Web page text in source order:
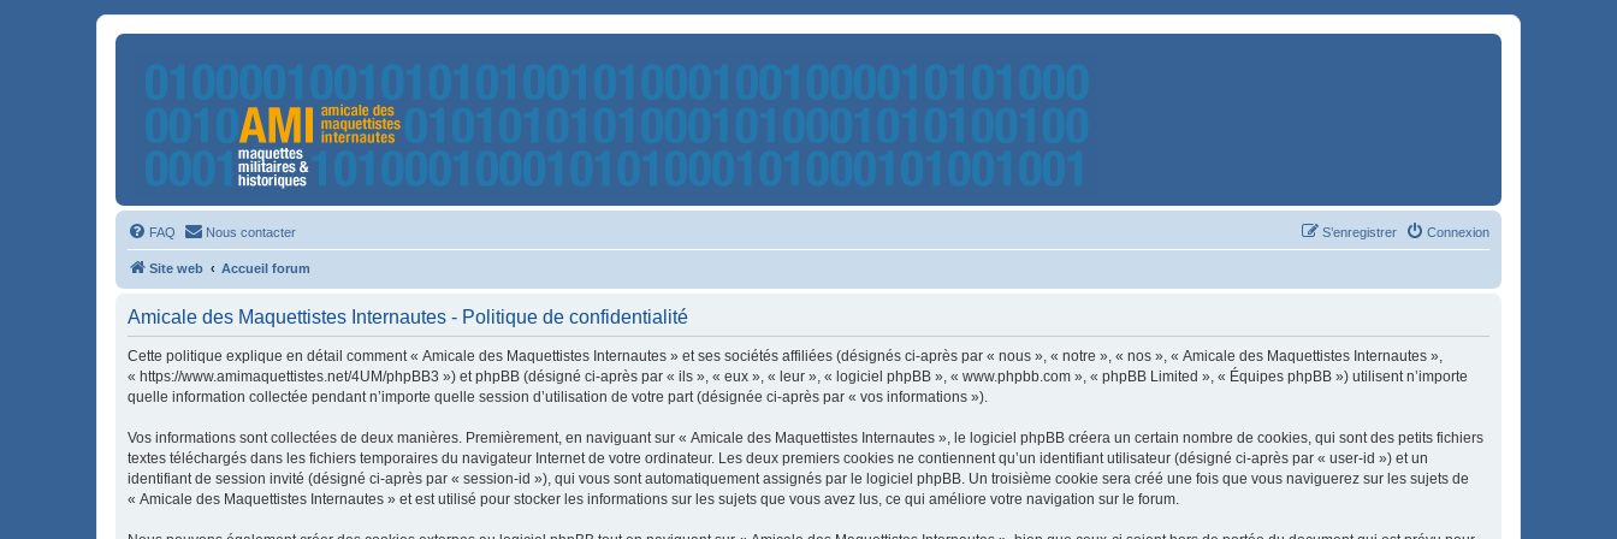
FAQ Nous contacter Connexion
S’enregistrer
Site web Accueil forum
Amicale des Maquettistes Internautes - Politique de confidentialité
Cette politique explique en détail comment « Amicale des Maquettistes Internautes » et ses sociétés affiliées (désignés ci-après par « nous », « notre », « nos », « Amicale des Maquettistes Internautes »,
« https://www.amimaquettistes.net/4UM/phpBB3 ») et phpBB (désigné ci-après par « ils », « eux », « leur », « logiciel phpBB », « www.phpbb.com », « phpBB Limited », « Équipes phpBB ») utilisent n’importe
quelle information collectée pendant n’importe quelle session d’utilisation de votre part (désignée ci-après par « vos informations »).
Vos informations sont collectées de deux manières. Premièrement, en naviguant sur « Amicale des Maquettistes Internautes », le logiciel phpBB créera un certain nombre de cookies, qui sont des petits fichiers
textes téléchargés dans les fichiers temporaires du navigateur Internet de votre ordinateur. Les deux premiers cookies ne contiennent qu’un identifiant utilisateur (désigné ci-après par « user-id ») et un
identifiant de session invité (désigné ci-après par « session-id »), qui vous sont automatiquement assignés par le logiciel phpBB. Un troisième cookie sera créé une fois que vous naviguerez sur les sujets de
« Amicale des Maquettistes Internautes » et est utilisé pour stocker les informations sur les sujets que vous avez lus, ce qui améliore votre navigation sur le forum.